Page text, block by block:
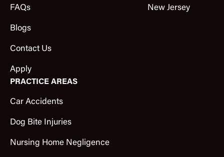
FAQs
Blogs
Contact Us
Apply
New Jersey
PRACTICE AREAS
Car Accidents
Dog Bite Injuries
Nursing Home Negligence